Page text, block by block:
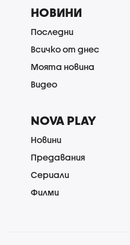
НОВИНИ
Последни
Всичко от днес
Моята новина
Видео
NOVA PLAY
Новини
Предавания
Сериали
Филми